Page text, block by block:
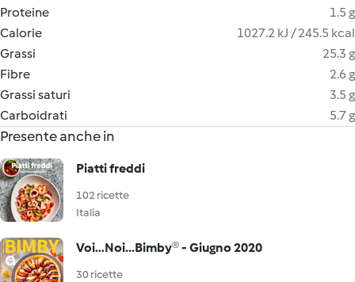
Proteine
1.5 g
Calorie
1027.2 kJ / 245.5 kcal
Grassi
25.3 g
Fibre
2.6 g
Grassi saturi
3.5 g
Carboidrati
5.7 g
Presente anche in
Piatti freddi
102 ricette
Italia
Voi...Noi...Bimby® - Giugno 2020
30 ricette